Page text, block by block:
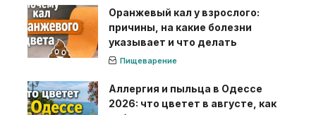
Оранжевый кал у взрослого:
причины, на какие болезни
указывает и что делать
Пищеварение
Аллергия и пыльца в Одессе
2026: что цветет в августе, как